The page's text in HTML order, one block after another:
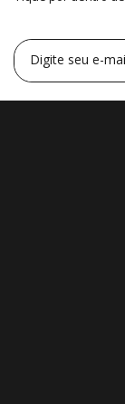
R$
Digite seu e-